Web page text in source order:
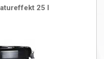
25 l